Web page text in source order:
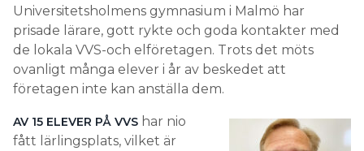
Universitetsholmens gymnasium i Malmö har
prisade lärare, gott rykte och goda kontakter med
de lokala VVS-och elföretagen. Trots det möts
ovanligt många elever i år av beskedet att
företagen inte kan anställa dem.
AV 15 ELEVER PÅ VVS har nio
fått lärlingsplats, vilket är